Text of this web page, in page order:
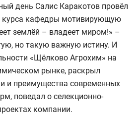
день Салис Каракотов провёл
курса кафедры мотивирующую
землёй – владеет миром!» –
но такую важную истину. И
«Щёлково Агрохим» на
рынке, раскрыл
и преимущества современных
поведал о селекционно-
компании.